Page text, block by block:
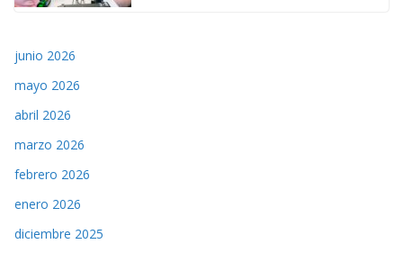
junio 2026
mayo 2026
abril 2026
marzo 2026
febrero 2026
enero 2026
diciembre 2025